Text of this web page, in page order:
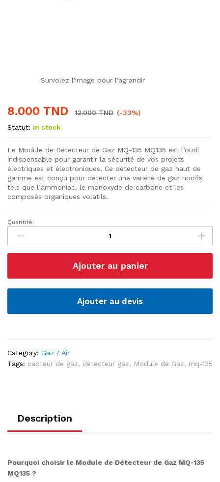
Survolez l'image pour l'agrandir
8.000 TND 12.000TND (-33%)
Statut: In stock
Le Module de Détecteur de Gaz MQ-135 MQ135 est l’outil
indispensable pour garantir la sécurité de vos projets
électriques et électroniques. Ce détecteur de gaz haut de
gamme est conçu pour détecter une variété de gaz nocifs
tels que l’ammoniac, le monoxyde de carbone et les
composés organiques volatils.
Module
Détecteur
de
MQ-
135
quantité
Quantité:
Ajouter au panier
Ajouter au devis
Category: Gaz / Air
Tags: capteur de gaz, détecteur gaz, Module de Gaz, mq-135
Description
Pourquoi choisir le Module de Détecteur de Gaz MQ-135
MQ135 ?